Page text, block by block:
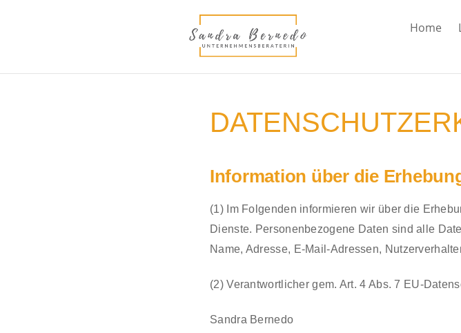
Home
Information über die
(1) Im Folgenden informieren wir über die
Dienste. Personenbezogene Daten sind alle
Name, Adresse, E-Mail-Adressen,
(2) Verantwortlicher gem. Art. 4 Abs. 7 EU-
Sandra Bernedo